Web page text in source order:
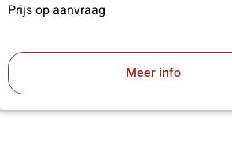
Prijs op aanvraag
Meer info